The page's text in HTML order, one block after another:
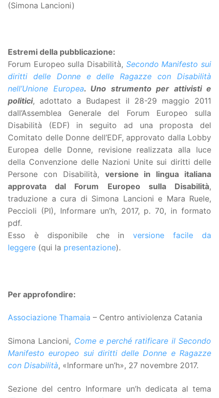
(Simona Lancioni)
Estremi della pubblicazione:
Forum Europeo sulla Disabilità, Secondo Manifesto sui
diritti delle Donne e delle Ragazze con Disabilità
nell’Unione Europea. Uno strumento per attivisti e
politici, adottato a Budapest il 28-29 maggio 2011
dall’Assemblea Generale del Forum Europeo sulla
Disabilità (EDF) in seguito ad una proposta del
Comitato delle Donne dell’EDF, approvato dalla Lobby
Europea delle Donne, revisione realizzata alla luce
della Convenzione delle Nazioni Unite sui diritti delle
Persone con Disabilità, versione in lingua italiana
approvata dal Forum Europeo sulla Disabilità,
traduzione a cura di Simona Lancioni e Mara Ruele,
Peccioli (PI), Informare un’h, 2017, p. 70, in formato
pdf.
Esso è disponibile che inversione facile da
leggere (qui la presentazione).
Per approfondire:
Associazione Thamaia – Centro antiviolenza Catania
Simona Lancioni, Come e perché ratificare il Secondo
Manifesto europeo sui diritti delle Donne e Ragazze
con Disabilità, «Informare un’h», 27 novembre 2017.
Sezione del centro Informare un’h dedicata al tema